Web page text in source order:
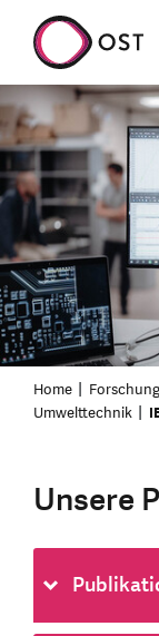
Home Forschung
Umwelttechnik
Unsere